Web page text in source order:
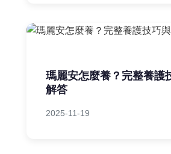
瑪麗安怎麼養？完整養護
解答
2025-11-19